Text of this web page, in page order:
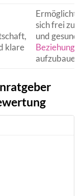
klare
Ermöglicht
sich frei zu
und
aufzubauen.